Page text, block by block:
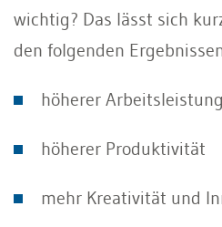
wichtig? Das lässt sich
den folgenden
höherer Arbeitsleistung
höherer Produktivität
mehr Kreativität und